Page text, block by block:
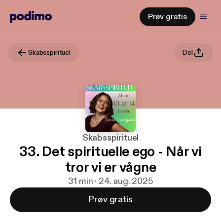
Prøv gratis
Skabsspirituel Del
Skabsspirituel
33. Det spirituelle ego - Når vi
tror vi er vågne
31 min · 24. aug. 2025
Prøv gratis